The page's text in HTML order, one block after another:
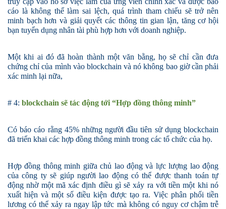
cáo là không thể làm sai lệch, quá trình tham chiếu sẽ trở nên
minh bạch hơn và giải quyết các thông tin gian lận, tăng cơ hội
bạn tuyển dụng nhân tài phù hợp hơn với doanh nghiệp.
Một khi ai đó đã hoàn thành một văn bằng, họ sẽ chỉ cần đưa
chứng chỉ của mình vào blockchain và nó không bao giờ cần phải
xác minh lại nữa,
# 4: blockchain sẽ tác động tới “Hợp đồng thông minh”
Có báo cáo rằng 45%những người đầu tiên sử dụng blockchain
đã triển khai các hợp đồng thông minh trong các tổ chức của họ.
Hợp đồng thông minh giữa chủ lao động và lực lượng lao động
của công ty sẽ giúp người lao động có thể được thanh toán tự
động nhờ một mã xác định điều gì sẽ xảy ra với tiền một khi nó
xuất hiện và một số điều kiện được tạo ra. Việc phân phối tiền
lương có thể xảy ra ngay lập tức mà không có nguy cơ chậm trễ